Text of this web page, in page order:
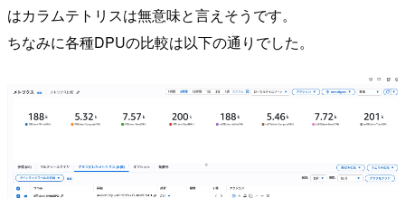
はカラムテトリスは無意味と言えそうです。
ちなみに各種DPUの比較は以下の通りでした。